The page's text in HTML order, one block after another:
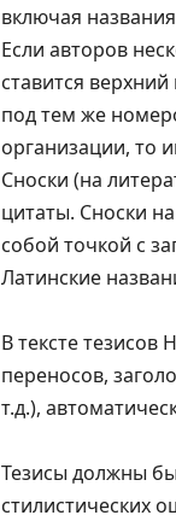
включая
Если авторов
ставится верхний
под тем же
организации, то
Сноски (на
цитаты. Сноски
собой точкой с
Латинские
В тексте тезисов
переносов,
т.д.),
Тезисы должны
стилистических